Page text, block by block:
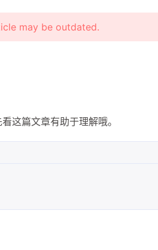
may be outdated.
这篇文章有助于理解哦。